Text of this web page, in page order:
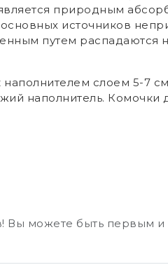
природным
источников
путем
слоем 5-7
наполнитель. Комочки
Вы можете быть первым и